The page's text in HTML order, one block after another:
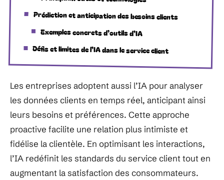
Prédiction et anticipation des besoins clients
Exemples concrets d’outils d’IA
Défis et limites de l’IA dans le service client
Les entreprises adoptent aussi l’IA pour analyser
les données clients en temps réel, anticipant ainsi
leurs besoins et préférences. Cette approche
proactive facilite une relation plus intimiste et
fidélise la clientèle. En optimisant les interactions,
l’IA redéfinit les standards du service client tout en
augmentant la satisfaction des consommateurs.